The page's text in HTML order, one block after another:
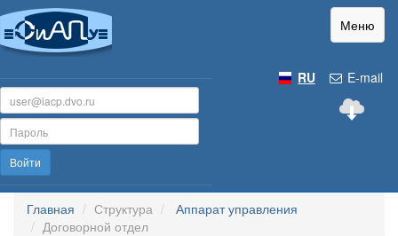
Меню
E-mail
RU
Войти
Главная Структура
Аппарат управления
Договорной отдел